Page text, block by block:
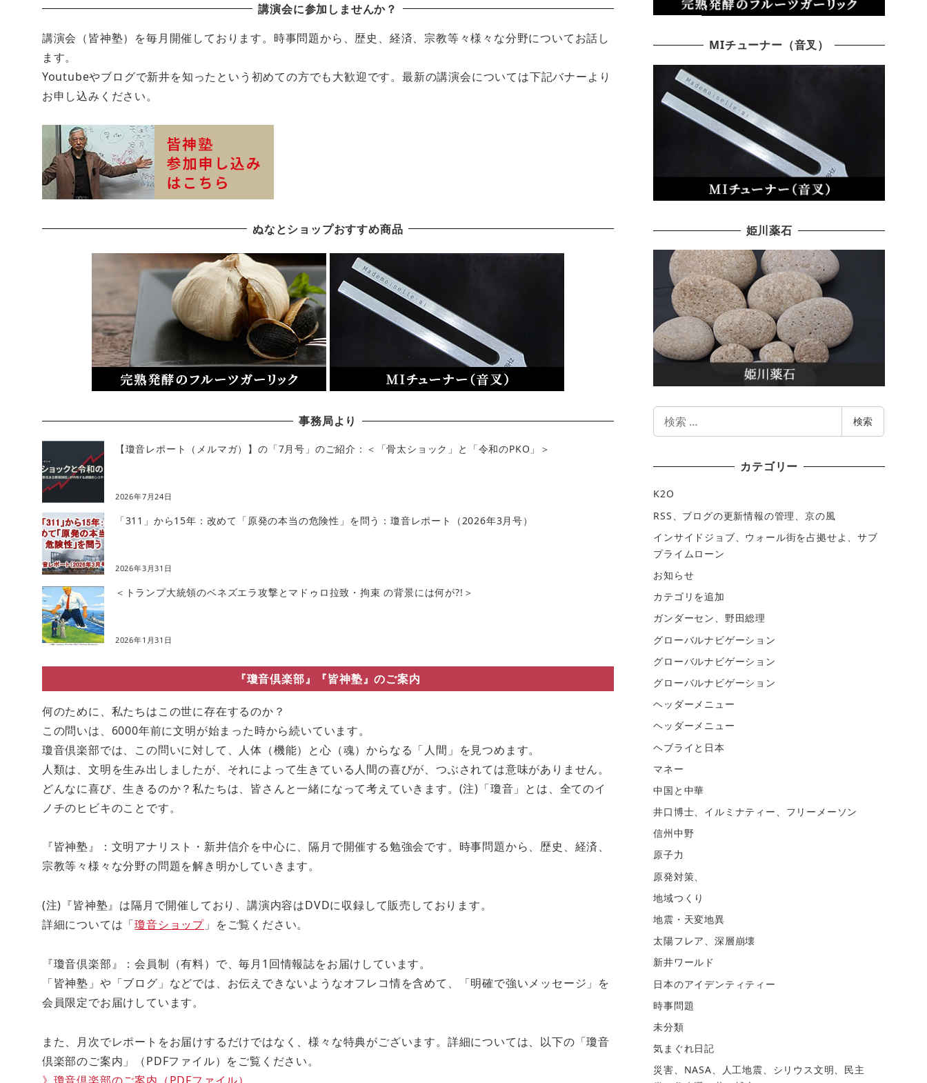
講演会に参加しませんか？
講演会（皆神塾）を毎月開催しております。時事問題から、歴史、経済、宗教等々様々な分野についてお話し
ます。
Youtubeやブログで新井を知ったという初めての方でも大歓迎です。最新の講演会については下記バナーより
お申し込みください。
ぬなとショップおすすめ商品
事務局より
【瓊音レポート（メルマガ）】の「7月号」のご紹介：＜「骨太ショック」と「令和のPKO」＞
2026年7月24日
「311」から15年：改めて「原発の本当の危険性」を問う：瓊音レポート（2026年3月号）
2026年3月31日
＜トランプ大統領のベネズエラ攻撃とマドゥロ拉致・拘束 の背景には何が?!＞
2026年1月31日
『瓊音倶楽部』『皆神塾』のご案内
何のために、私たちはこの世に存在するのか？
この問いは、6000年前に文明が始まった時から続いています。
瓊音倶楽部では、この問いに対して、人体（機能）と心（魂）からなる「人間」を見つめます。
人類は、文明を生み出しましたが、それによって生きている人間の喜びが、つぶされては意味がありません。
どんなに喜び、生きるのか？私たちは、皆さんと一緒になって考えていきます。(注)「瓊音」とは、全てのイ
ノチのヒビキのことです。
『皆神塾』：文明アナリスト・新井信介を中心に、隔月で開催する勉強会です。時事問題から、歴史、経済、
宗教等々様々な分野の問題を解き明かしていきます。
(注)『皆神塾』は隔月で開催しており、講演内容はDVDに収録して販売しております。
詳細については「瓊音ショップ 」をご覧ください。
『瓊音倶楽部』：会員制（有料）で、毎月1回情報誌をお届けしています。
「皆神塾」や「ブログ」などでは、お伝えできないようなオフレコ情を含めて、「明確で強いメッセージ」を
会員限定でお届けしています。
また、月次でレポートをお届けするだけではなく、様々な特典がございます。詳細については、以下の「瓊音
倶楽部のご案内」（PDFファイル）をご覧ください。
MIチューナー（音叉）
姫川薬石
検
検索
カテゴリー
K2O
RSS、ブログの更新情報の管理、京の風
インサイドジョブ、ウォール街を占拠せよ、サブ
プライムローン
お知らせ
カテゴリを追加
ガンダーセン、野田総理
グローバルナビゲーション
グローバルナビゲーション
グローバルナビゲーション
ヘッダーメニュー
ヘッダーメニュー
ヘブライと日本
マネー
中国と中華
井口博士、イルミナティー、フリーメーソン
信州中野
原子力
原発対策、
地域つくり
地震・天変地異
太陽フレア、深層崩壊
新井ワールド
日本のアイデンティティー
時事問題
未分類
気まぐれ日記
災害、NASA、人工地震、シリウス文明、民主